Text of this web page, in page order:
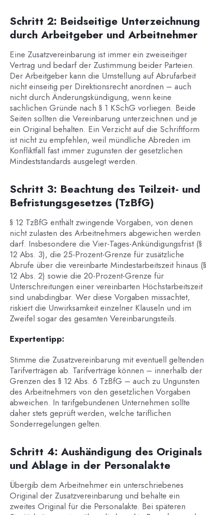
Schritt 2: Beidseitige Unterzeichnung
durch Arbeitgeber und Arbeitnehmer
Eine Zusatzvereinbarung ist immer ein zweiseitiger
Vertrag und bedarf der Zustimmung beider Parteien.
Der Arbeitgeber kann die Umstellung auf Abrufarbeit
nicht einseitig per Direktionsrecht anordnen – auch
nicht durch Änderungskündigung, wenn keine
sachlichen Gründe nach § 1 KSchG vorliegen. Beide
Seiten sollten die Vereinbarung unterzeichnen und je
ein Original behalten. Ein Verzicht auf die Schriftform
ist nicht zu empfehlen, weil mündliche Abreden im
Konfliktfall fast immer zugunsten der gesetzlichen
Mindeststandards ausgelegt werden.
Schritt 3: Beachtung des Teilzeit- und
Befristungsgesetzes (TzBfG)
§ 12 TzBfG enthält zwingende Vorgaben, von denen
nicht zulasten des Arbeitnehmers abgewichen werden
darf. Insbesondere die Vier-Tages-Ankündigungsfrist (§
12 Abs. 3), die 25-Prozent-Grenze für zusätzliche
Abrufe über die vereinbarte Mindestarbeitszeit hinaus (§
12 Abs. 2) sowie die 20-Prozent-Grenze für
Unterschreitungen einer vereinbarten Höchstarbeitszeit
sind unabdingbar. Wer diese Vorgaben missachtet,
riskiert die Unwirksamkeit einzelner Klauseln und im
Zweifel sogar des gesamten Vereinbarungsteils.
Expertentipp:
Stimme die Zusatzvereinbarung mit eventuell geltenden
Tarifverträgen ab. Tarifverträge können – innerhalb der
Grenzen des § 12 Abs. 6 TzBfG – auch zu Ungunsten
des Arbeitnehmers von den gesetzlichen Vorgaben
abweichen. In tarifgebundenen Unternehmen sollte
daher stets geprüft werden, welche tariflichen
Sonderregelungen gelten.
Schritt 4: Aushändigung des Originals
und Ablage in der Personalakte
Übergib dem Arbeitnehmer ein unterschriebenes
Original der Zusatzvereinbarung und behalte ein
zweites Original für die Personalakte. Bei späteren